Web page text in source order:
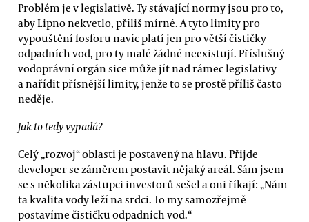
Problém je v legislativě. Ty stávající normy jsou pro to,
aby Lipno nekvetlo, příliš mírné. A tyto limity pro
vypouštění fosforu navíc platí jen pro větší čističky
odpadních vod, pro ty malé žádné neexistují. Příslušný
vodoprávní orgán sice může jít nad rámec legislativy
a nařídit přísnější limity, jenže to se prostě příliš často
neděje.
Jak to tedy vypadá?
Celý „rozvoj“ oblasti je postavený na hlavu. Přijde
developer se záměrem postavit nějaký areál. Sám jsem
se s několika zástupci investorů sešel a oni říkají: „Nám
ta kvalita vody leží na srdci. To my samozřejmě
postavíme čističku odpadních vod.“